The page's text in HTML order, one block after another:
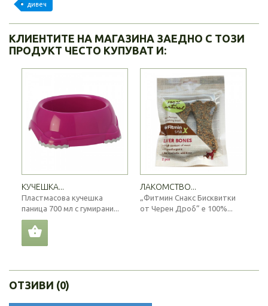
дивеч
КЛИЕНТИТЕ НА МАГАЗИНА ЗАЕДНО С ТОЗИ
ПРОДУКТ ЧЕСТО КУПУВАТ И:
КУЧЕШКА...
Пластмасова кучешка
паница 700 мл с гумирани...
ЛАКОМСТВО...
„Фитмин Снакс Бисквитки
от Черен Дроб” е 100%...
ОТЗИВИ (0)